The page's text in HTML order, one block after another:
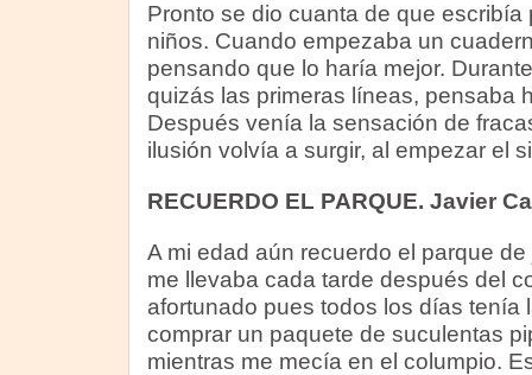
Pronto se dio cuanta de que escribía
niños. Cuando empezaba un
pensando que lo haría mejor.
quizás las primeras líneas, pensaba
Después venía la sensación de
ilusión volvía a surgir, al empezar el
RECUERDO EL PARQUE. Javier
A mi edad aún recuerdo el parque
me llevaba cada tarde después del
afortunado pues todos los días tenía
comprar un paquete de suculentas
mientras me mecía en el columpio.